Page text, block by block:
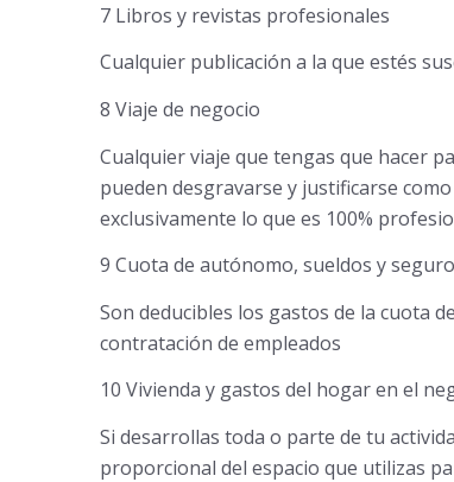
7 Libros y revistas profesionales
Cualquier publicación a la que estés
8 Viaje de negocio
Cualquier viaje que tengas que hacer
pueden desgravarse y justificarse
exclusivamente lo que es 100%
9 Cuota de autónomo, sueldos y
Son deducibles los gastos de la cuota
contratación de empleados
10 Vivienda y gastos del hogar en el
Si desarrollas toda o parte de tu
proporcional del espacio que utilizas